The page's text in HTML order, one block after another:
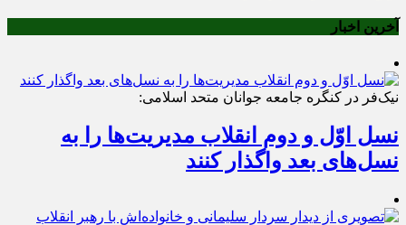
آخرین اخبار
نیک‌فر در کنگره جامعه جوانان متحد اسلامی:
نسل اوّل و دوم انقلاب مدیریت‌ها را به
نسل‌های بعد واگذار کنند